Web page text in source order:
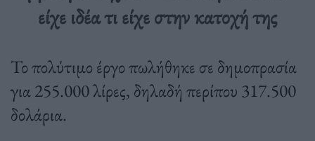
είχε ιδέα τι είχε στην κατοχή της
Το πολύτιμο έργο πωλήθηκε σε δημοπρασία
για 255.000 λίρες, δηλαδή περίπου 317.500
δολάρια.